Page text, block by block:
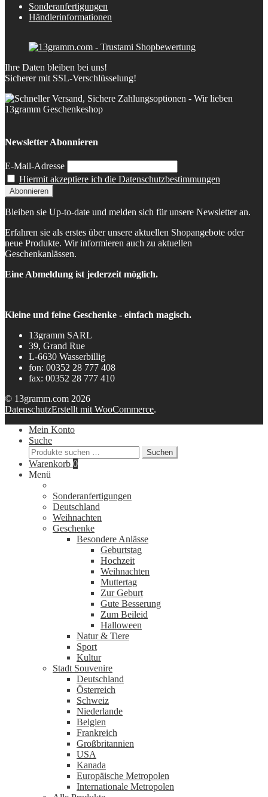
Sonderanfertigungen
Händlerinformationen
Ihre Daten bleiben bei uns!
Sicherer mit SSL-Verschlüsselung!
Newsletter Abonnieren
E-Mail-Adresse
Hiermit akzeptiere ich die Datenschutzbestimmungen
Bleiben sie Up-to-date und melden sich für unsere Newsletter an.
Erfahren sie als erstes über unsere aktuellen Shopangebote oder
neue Produkte. Wir informieren auch zu aktuellen
Geschenkanlässen.
Eine Abmeldung ist jederzeit möglich.
Kleine und feine Geschenke - einfach magisch.
13gramm SARL
39, Grand Rue
L-6630 Wasserbillig
fon: 00352 28 777 408
fax: 00352 28 777 410
© 13gramm.com 2026
DatenschutzErstellt mit WooCommerce.
Mein Konto
Suche
Suchen
nach:
Suchen
Warenkorb 0
Menü
Sonderanfertigungen
Deutschland
Weihnachten
Geschenke
Besondere Anlässe
Geburtstag
Hochzeit
Weihnachten
Muttertag
Zur Geburt
Gute Besserung
Zum Beileid
Halloween
Natur & Tiere
Sport
Kultur
Stadt Souvenire
Deutschland
Österreich
Schweiz
Niederlande
Belgien
Frankreich
Großbritannien
USA
Kanada
Europäische Metropolen
Internationale Metropolen